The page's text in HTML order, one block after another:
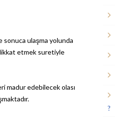
sonuca ulaşma yolunda
etmek suretiyle
madur edebilecek olası
?